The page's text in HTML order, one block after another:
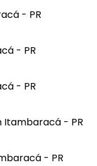
- PR
- PR
- PR
- PR
- PR